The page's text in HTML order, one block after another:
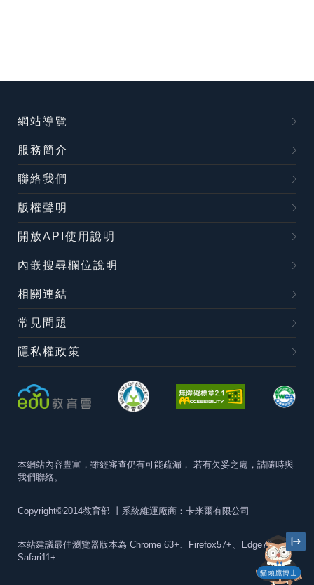
貓頭鷹博士
:::
網站導覽
服務簡介
聯絡我們
版權聲明
開放API使用說明
內嵌搜尋欄位說明
相關連結
常見問題
隱私權政策
本網站內容豐富，雖經審查仍有可能疏漏， 若有欠妥之處，請隨時與
我們聯絡。
Copyright©2014教育部 丨系統維運廠商：卡米爾有限公司
本站建議最佳瀏覽器版本為 Chrome 63+、Firefox57+、Edge79+及
Safari11+